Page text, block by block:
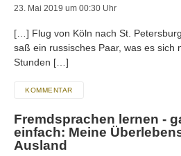
23. Mai 2019 um 00:30 Uhr
[…] Flug von Köln nach St.
saß ein russisches Paar, was es sich
Stunden […]
KOMMENTAR
Fremdsprachen lernen -
einfach: Meine
Ausland